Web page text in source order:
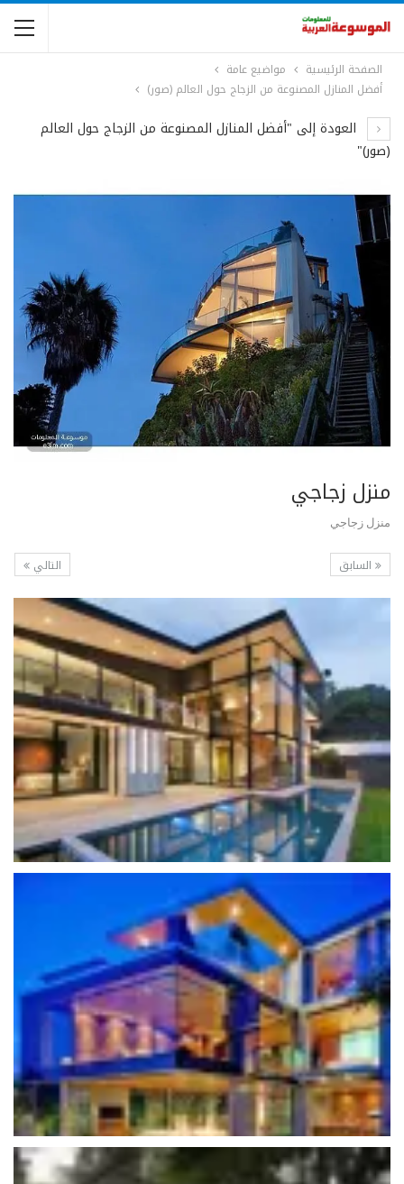
الصفحة الرئيسية
مواضيع عامة
أفضل المنازل المصنوعة من الزجاج حول العالم (صور)
العودة إلى "أفضل المنازل المصنوعة من الزجاج حول العالم
(صور)"
منزل زجاجي
منزل زجاجي
التالي السابق